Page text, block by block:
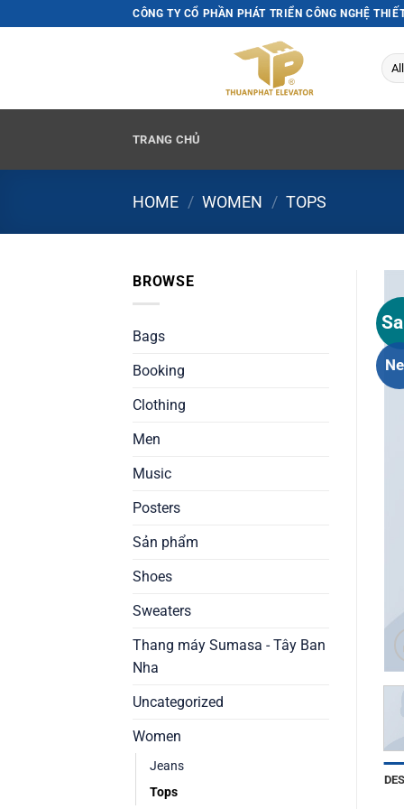
to
CÔNG TY CỔ PHẦN PHÁT TRIỂN CÔNG NGHỆ
TRANG CHỦ
HOME / WOMEN / TOPS
BROWSE
Bags
Booking
Clothing
Men
Music
Posters
Sản phẩm
Shoes
Sweaters
Thang máy Sumasa - Tây Ban
Nha
Uncategorized
Women
Jeans
Tops